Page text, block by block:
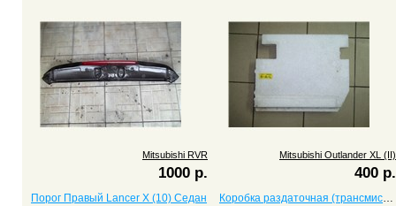
Mitsubishi RVR
1000 р.
Mitsubishi Outlander XL (II)
400 р.
Порог Правый Lancer X (10) Седан Коробка раздаточная (трансмиссия, раздатка) RVR